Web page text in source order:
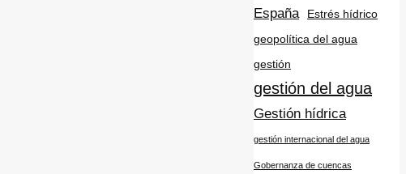
España
Estrés hídrico
geopolítica del agua
gestión
gestión del agua
Gestión hídrica
gestión internacional del agua
Gobernanza de cuencas